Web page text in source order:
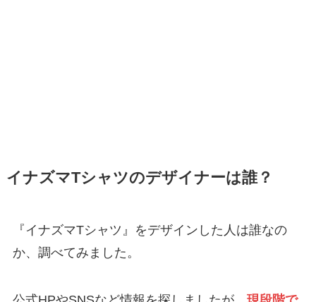
イナズマTシャツのデザイナーは誰？
『イナズマTシャツ』をデザインした人は誰なの
か、調べてみました。